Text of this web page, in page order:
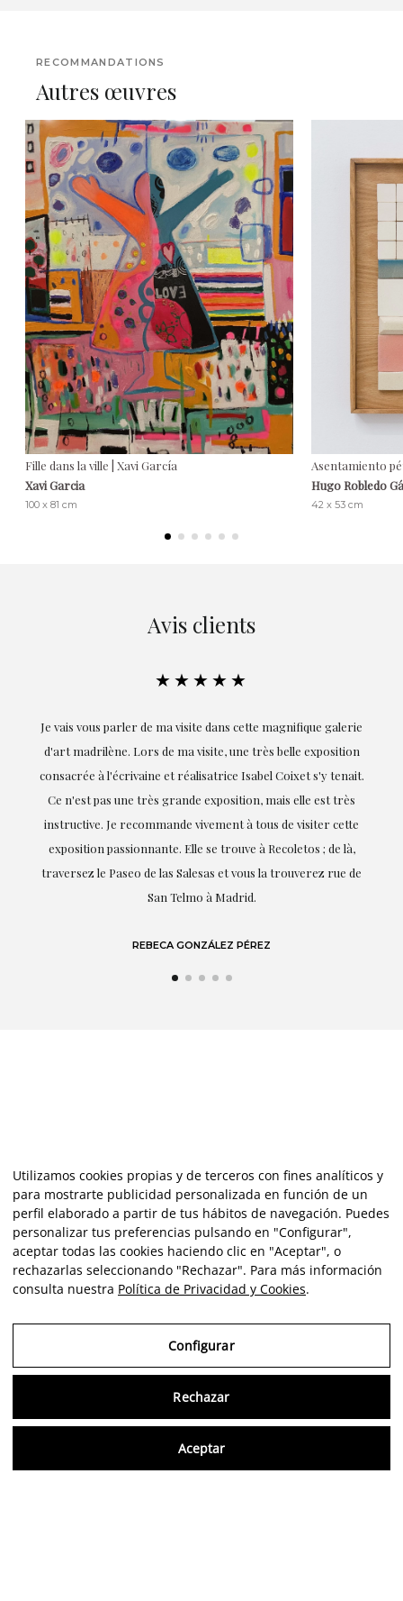
RECOMMANDATIONS
Autres œuvres
Fille dans la ville | Xavi García
Xavi Garcia
100 x 81 cm
Asentamiento
Hugo Robledo
42 x 53 cm
Avis clients
★★★★★
Exceptionnelle. Maria m'a accompagnée à chaque étape de la
réalisation de ce travail et, dès le début, elle a compris mes
goûts et mes besoins ; sa proximité, son empathie et son
professionnalisme ont été présents à chaque instant,
soulignant (bien sûr) son amour et sa connaissance de ce
dont elle parle : l'art.
LAURA GUTIÉRREZ
Utilizamos cookies propias y de terceros con fines analíticos y
para mostrarte publicidad personalizada en función de un
perfil elaborado a partir de tus hábitos de navegación. Puedes
personalizar tus preferencias pulsando en "Configurar",
aceptar todas las cookies haciendo clic en "Aceptar", o
rechazarlas seleccionando "Rechazar". Para más información
consulta nuestra Política de Privacidad y Cookies.
Configurar
Rechazar
Aceptar